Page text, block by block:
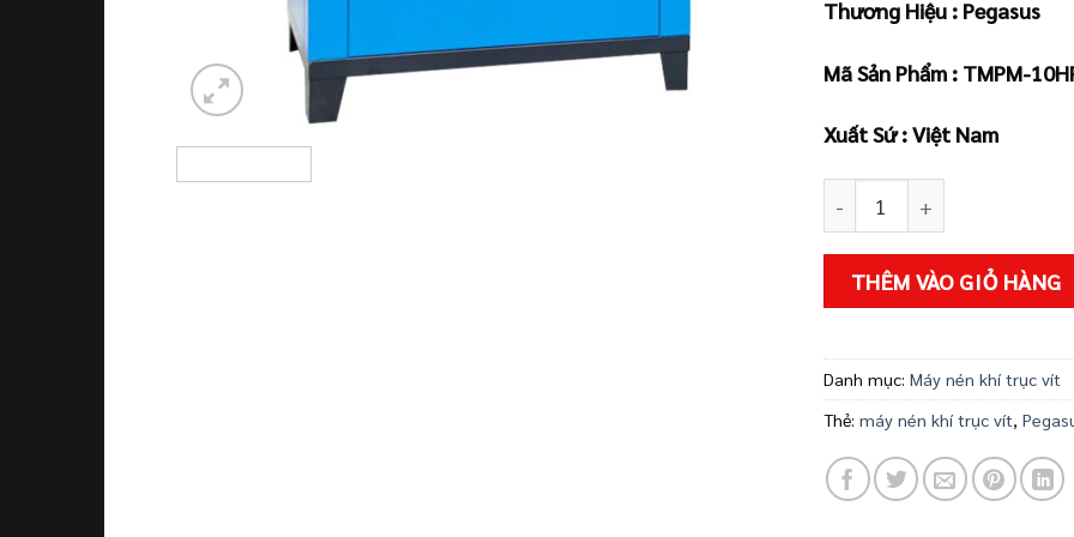
là:
Thương Hiệu : Pegasus
Mã Sản Phẩm : TMPM-
Xuất Sứ : Việt Nam
THÊM VÀO GIỎ HÀNG
Danh mục: Máy nén khí trục vít
Thẻ: máy nén khí trục vít,